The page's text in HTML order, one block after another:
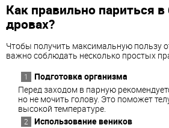
Как правильно париться в
дровах?
Чтобы получить максимальную пользу
важно соблюдать несколько простых
Подготовка организма
Перед заходом в парную
но не мочить голову. Это поможет
высокой температуре.
Использование веников